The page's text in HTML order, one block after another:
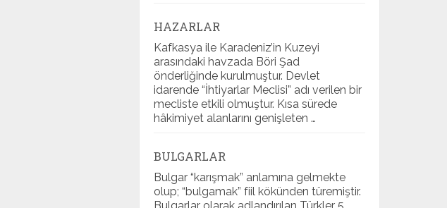
HAZARLAR
Kafkasya ile Karadeniz’in Kuzeyi
arasındaki havzada Böri Şad
önderliğinde kurulmuştur. Devlet
idarende “İhtiyarlar Meclisi” adı verilen bir
mecliste etkili olmuştur. Kısa sürede
hâkimiyet alanlarını genişleten …
BULGARLAR
Bulgar “karışmak” anlamına gelmekte
olup; “bulgamak” fiil kökünden türemiştir.